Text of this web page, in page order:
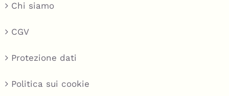
Chi siamo
CGV
Protezione dati
Politica sui cookie